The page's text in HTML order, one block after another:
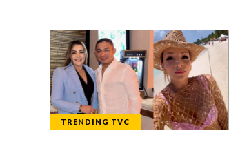
TRENDING TVC